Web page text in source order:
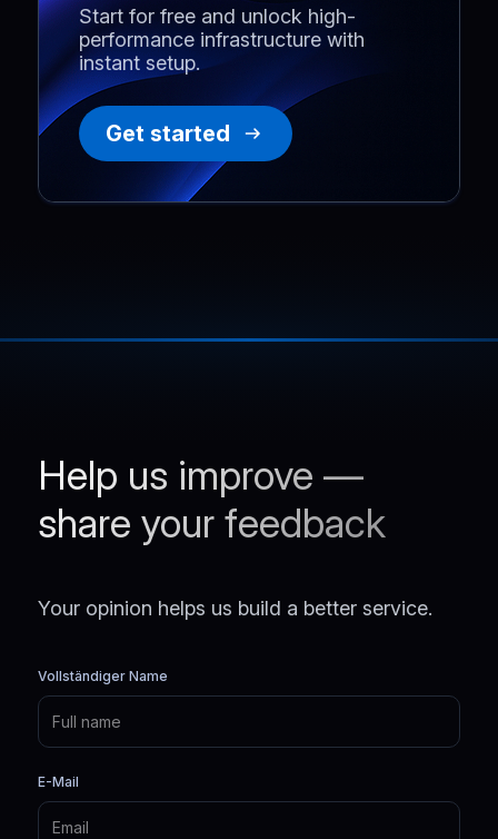
Start for free and unlock high-
performance infrastructure with
instant setup.
Get started
Help us improve —
share your feedback
Your opinion helps us build a better service.
Vollständiger Name
E-Mail